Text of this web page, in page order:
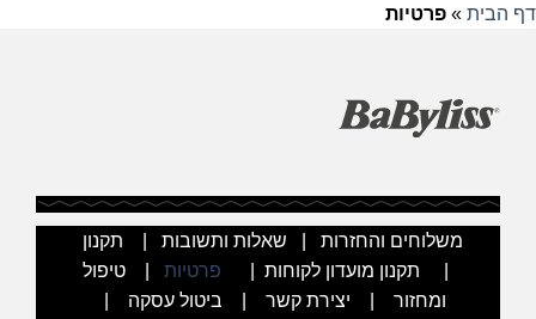
דף הבית » פרטיות
משלוחים והחזרות שאלות ותשובות
תקנון
תקנון מועדון לקוחות פרטיות
טיפול
ומחזור
יצירת קשר ביטול עסקה